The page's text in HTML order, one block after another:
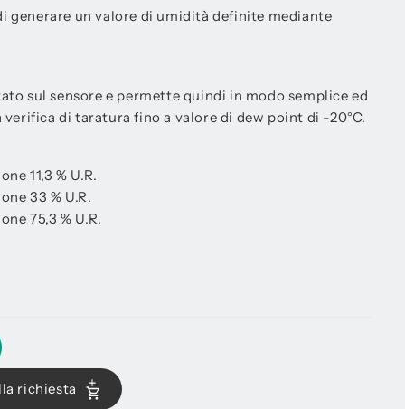
generare un valore di umidità definite mediante
sul sensore e permette quindi in modo semplice ed
di taratura fino a valore di dew point di -20°C.
11,3 % U.R.
33 % U.R.
75,3 % U.R.
richiesta